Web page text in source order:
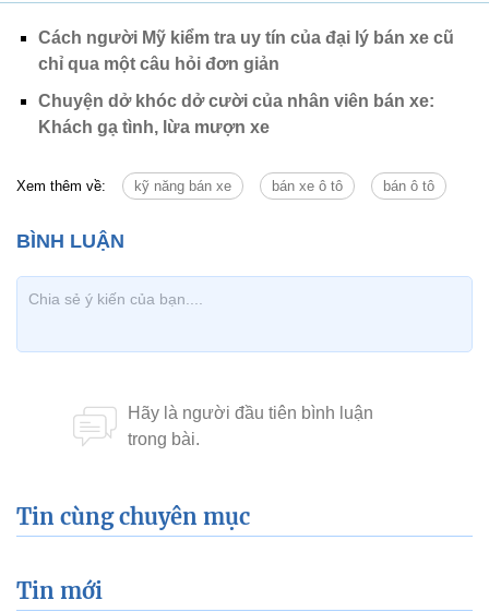
Cách người Mỹ kiểm tra uy tín của đại lý bán xe cũ
chỉ qua một câu hỏi đơn giản
Chuyện dở khóc dở cười của nhân viên bán xe:
Khách gạ tình, lừa mượn xe
Xem thêm về: kỹ năng bán xe bán xe ô tô bán ô tô
Tin cùng chuyên mục
Tin mới